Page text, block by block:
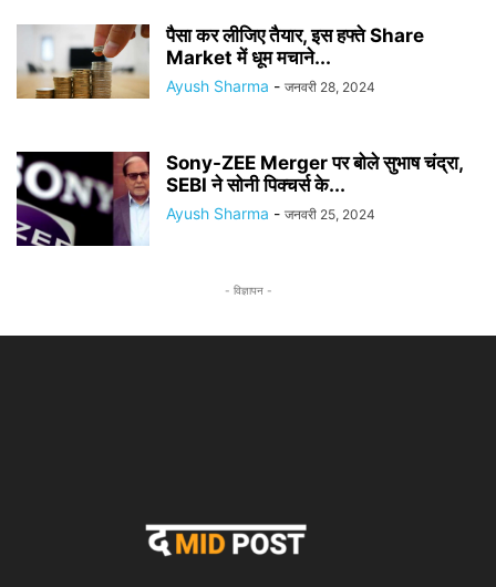
पैसा कर लीजिए तैयार, इस हफ्ते Share
Market में धूम मचाने...
Ayush Sharma - जनवरी 28, 2024
Sony-ZEE Merger पर बोले सुभाष चंद्रा,
SEBI ने सोनी पिक्चर्स के...
Ayush Sharma - जनवरी 25, 2024
- विज्ञापन -